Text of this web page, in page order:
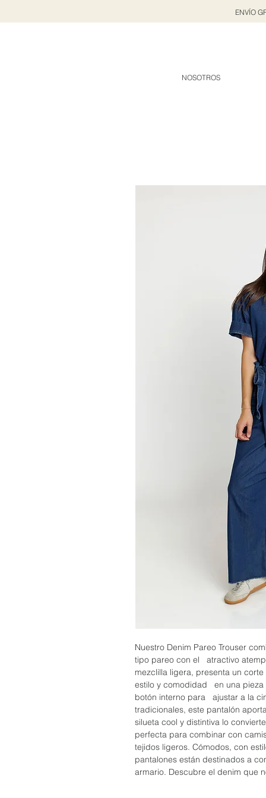
ENVÍO
NOSOTROS
Nuestro Denim Pareo Trouser
tipo pareo con el atractivo
mezclilla ligera, presenta un
estilo y comodidad en una pieza
botón interno para ajustar a la
tradicionales, este pantalón
silueta cool y distintiva lo
perfecta para combinar con
tejidos ligeros. Cómodos, con
pantalones están destinados a
armario. Descubre el denim que